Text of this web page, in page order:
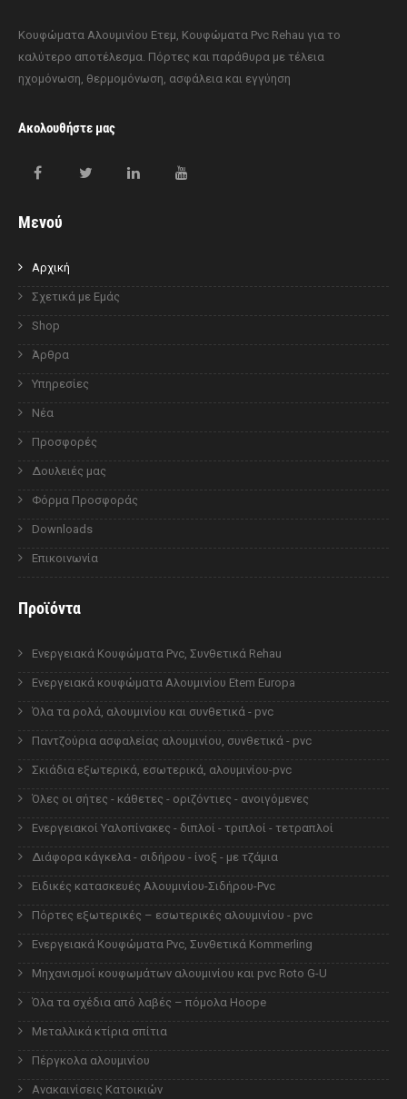
Κουφώματα Αλουμινίου Ετεμ, Κουφώματα Pvc Rehau για το
καλύτερο αποτέλεσμα. Πόρτες και παράθυρα με τέλεια
ηχομόνωση, θερμομόνωση, ασφάλεια και εγγύηση
Ακολουθήστε μας
Μενού
Αρχική
Σχετικά με Εμάς
Shop
Άρθρα
Υπηρεσίες
Νέα
Προσφορές
Δουλειές μας
Φόρμα Προσφοράς
Downloads
Επικοινωνία
Προϊόντα
Ενεργειακά Κουφώματα Pvc, Συνθετικά Rehau
Ενεργειακά κουφώματα Αλουμινίου Etem Europa
Όλα τα ρολά, αλουμινίου και συνθετικά - pvc
Παντζούρια ασφαλείας αλουμινίου, συνθετικά - pvc
Σκιάδια εξωτερικά, εσωτερικά, αλουμινίου-pvc
Όλες οι σήτες - κάθετες - οριζόντιες - ανοιγόμενες
Ενεργειακοί Υαλοπίνακες - διπλοί - τριπλοί - τετραπλοί
Διάφορα κάγκελα - σιδήρου - ίνοξ - με τζάμια
Ειδικές κατασκευές Αλουμινίου-Σιδήρου-Pvc
Πόρτες εξωτερικές – εσωτερικές αλουμινίου - pvc
Ενεργειακά Κουφώματα Pvc, Συνθετικά Kommerling
Μηχανισμοί κουφωμάτων αλουμινίου και pvc Roto G-U
Όλα τα σχέδια από λαβές – πόμολα Hoope
Μεταλλικά κτίρια σπίτια
Πέργκολα αλουμινίου
Ανακαινίσεις Κατοικιών